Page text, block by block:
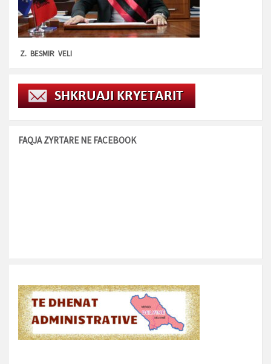
Z. BESMIR VELI
FAQJA ZYRTARE NE FACEBOOK